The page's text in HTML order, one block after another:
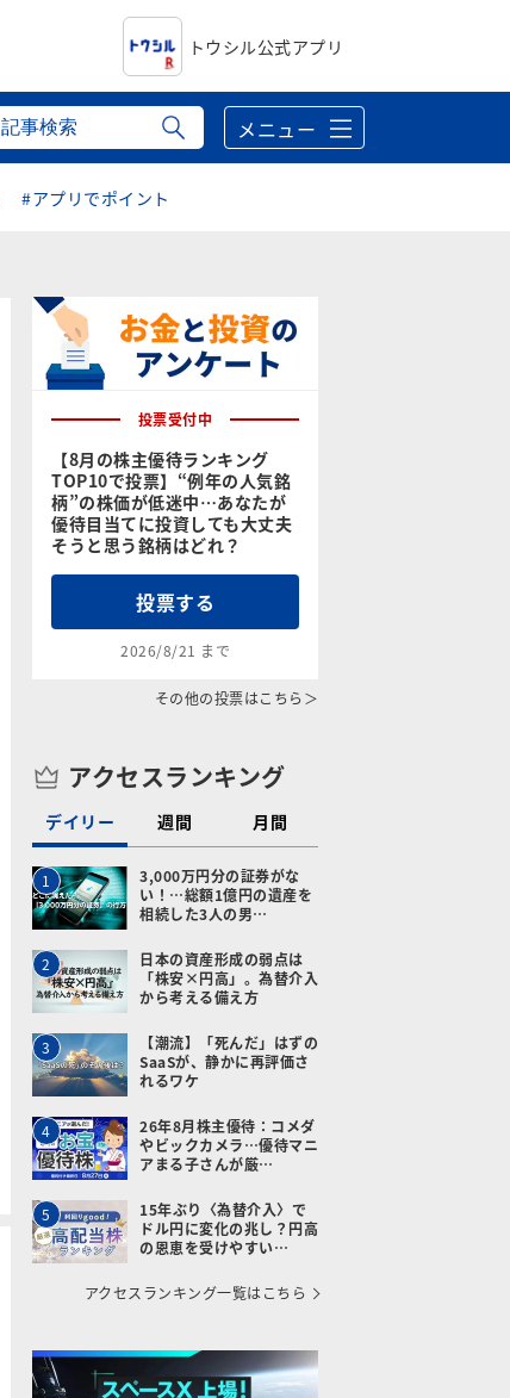
トウシル公式アプリ
メニュー
#アプリでポイント
メールで送る
投票受付中
【8月の株主優待ランキング
TOP10で投票】“例年の人気銘
柄”の株価が低迷中…あなたが
優待目当てに投資しても大丈夫
そうと思う銘柄はどれ？
投票する
2026/8/21 まで
その他の投票はこちら＞
アクセスランキング
デイリー 週間 月間
1
3,000万円分の証券がな
い！…総額1億円の遺産を
相続した3人の男…
2
日本の資産形成の弱点は
「株安×円高」。為替介入
から考える備え方
3
【潮流】「死んだ」はずの
SaaSが、静かに再評価さ
れるワケ
4
26年8月株主優待：コメダ
やビックカメラ…優待マニ
アまる子さんが厳…
5
15年ぶり〈為替介入〉で
ドル円に変化の兆し？円高
の恩恵を受けやすい…
アクセスランキング一覧はこちら